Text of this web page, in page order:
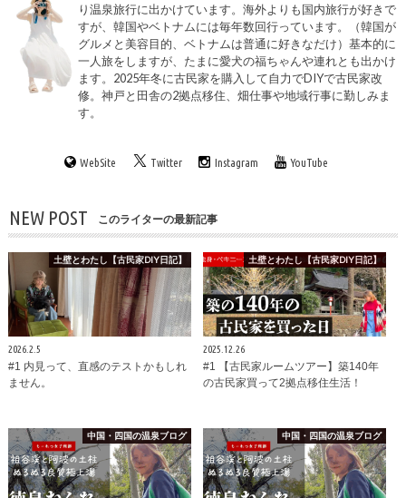
り温泉旅行に出かけています。海外よりも国内旅行が好きで
すが、韓国やベトナムには毎年数回行っています。（韓国が
グルメと美容目的、ベトナムは普通に好きなだけ）基本的に
一人旅をしますが、たまに愛犬の福ちゃんや連れとも出かけ
ます。2025年冬に古民家を購入して自力でDIYで古民家改
修。神戸と田舎の2拠点移住、畑仕事や地域行事に勤しみま
す。
WebSite Twitter Instagram YouTube
NEW POST このライターの最新記事
土壁とわたし【古民家DIY日記】
2026.2.5
#1 内見って、直感のテストかもしれ
ません。
土壁とわたし【古民家DIY日記】
2025.12.26
#1 【古民家ルームツアー】築140年
の古民家買って2拠点移住生活！
中国・四国の温泉ブログ 中国・四国の温泉ブログ